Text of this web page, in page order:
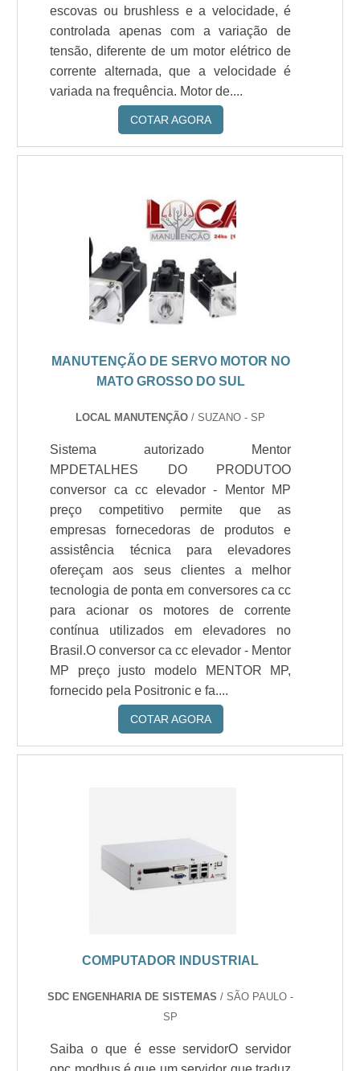
escovas ou brushless e a velocidade, é
controlada apenas com a variação de
tensão, diferente de um motor elétrico de
corrente alternada, que a velocidade é
variada na frequência. Motor de....
COTAR AGORA
MANUTENÇÃO DE SERVO MOTOR NO
MATO GROSSO DO SUL
LOCAL MANUTENÇÃO / SUZANO - SP
Sistema autorizado Mentor
MPDETALHES DO PRODUTOO
conversor ca cc elevador - Mentor MP
preço competitivo permite que as
empresas fornecedoras de produtos e
assistência técnica para elevadores
ofereçam aos seus clientes a melhor
tecnologia de ponta em conversores ca cc
para acionar os motores de corrente
contínua utilizados em elevadores no
Brasil.O conversor ca cc elevador - Mentor
MP preço justo modelo MENTOR MP,
fornecido pela Positronic e fa....
COTAR AGORA
COMPUTADOR INDUSTRIAL
SDC ENGENHARIA DE SISTEMAS / SÃO PAULO -
SP
Saiba o que é esse servidorO servidor